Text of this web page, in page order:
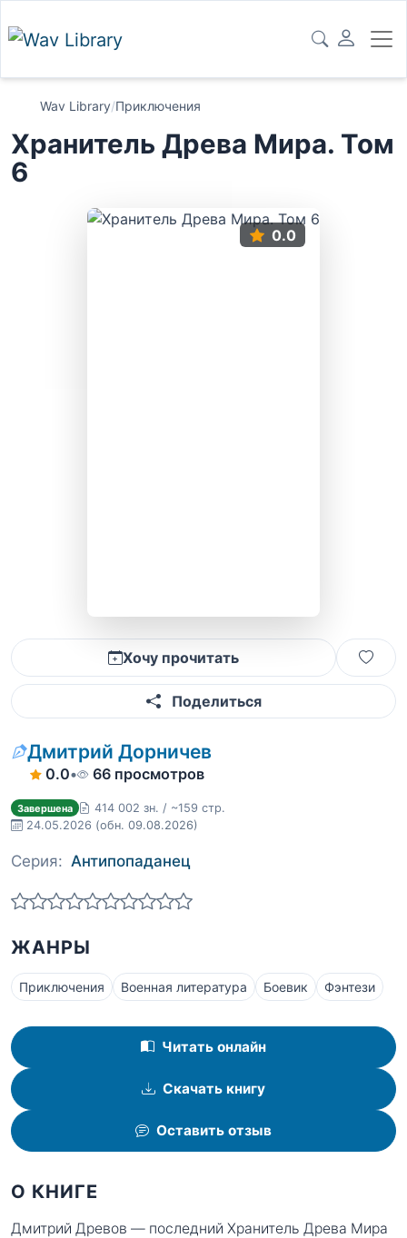
Wav Library/Приключения
Хранитель Древа Мира. Том
6
0.0
Хочу прочитать
Поделиться
Дмитрий Дорничев
0.0• 66 просмотров
Завершена
414 002 зн. / ~159 стр.
24.05.2026 (обн. 09.08.2026)
Серия: Антипопаданец
ЖАНРЫ
Приключения Военная литература Боевик Фэнтези
Читать онлайн
Скачать книгу
Оставить отзыв
О КНИГЕ
Дмитрий Древов — последний Хранитель Древа Мира